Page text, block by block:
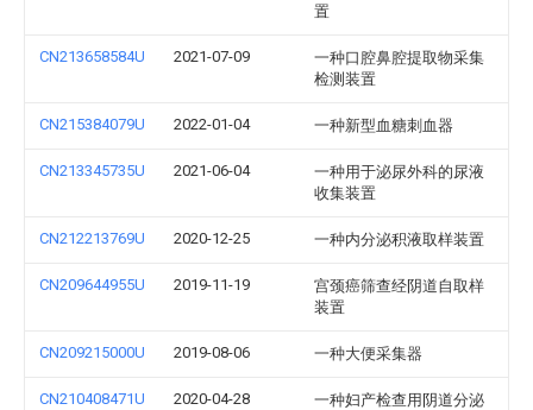
置
CN213658584U 2021-07-09
一种口腔鼻腔提取物采集
检测装置
CN215384079U 2022-01-04 一种新型血糖刺血器
CN213345735U 2021-06-04
一种用于泌尿外科的尿液
收集装置
CN212213769U 2020-12-25 一种内分泌积液取样装置
CN209644955U 2019-11-19
宫颈癌筛查经阴道自取样
装置
CN209215000U 2019-08-06 一种大便采集器
CN210408471U 2020-04-28
一种妇产检查用阴道分泌